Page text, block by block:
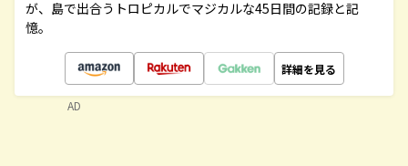
が、島で出合うトロピカルでマジカルな45日間の記録と記
憶。
詳細を見る
AD